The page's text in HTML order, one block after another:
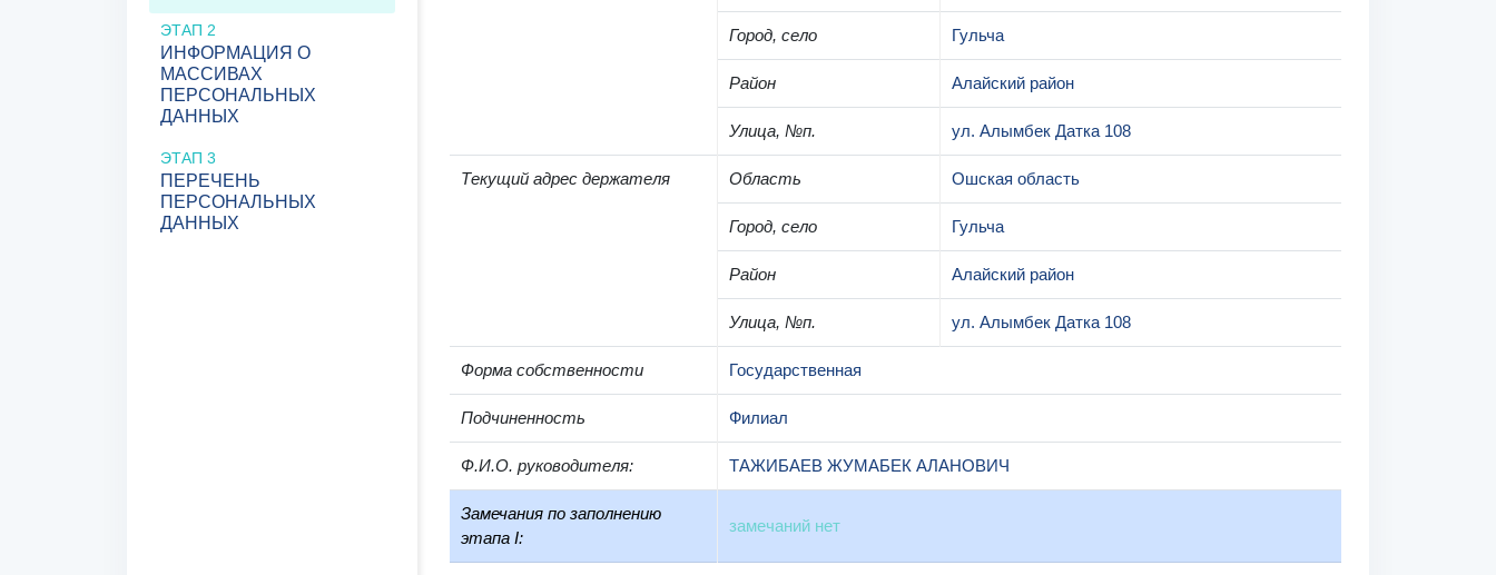
ЭТАП 2
ИНФОРМАЦИЯ О
МАССИВАХ
ПЕРСОНАЛЬНЫХ
ДАННЫХ
ЭТАП 3
ПЕРЕЧЕНЬ
ПЕРСОНАЛЬНЫХ
ДАННЫХ
Город, село Гульча
Район Алайский район
Улица, №п. ул. Алымбек Датка 108
Текущий адрес держателя Область Ошская область
Город, село Гульча
Район Алайский район
Улица, №п. ул. Алымбек Датка 108
Форма собственности Государственная
Подчиненность Филиал
Ф.И.О. руководителя: ТАЖИБАЕВ ЖУМАБЕК АЛАНОВИЧ
Замечания по заполнению
этапа I:
замечаний нет